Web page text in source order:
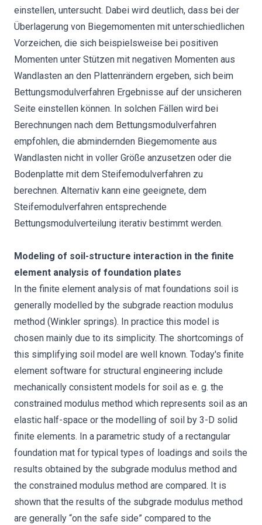
einstellen, untersucht. Dabei wird deutlich, dass bei der
Überlagerung von Biegemomenten mit unterschiedlichen
Vorzeichen, die sich beispielsweise bei positiven
Momenten unter Stützen mit negativen Momenten aus
Wandlasten an den Plattenrändern ergeben, sich beim
Bettungsmodulverfahren Ergebnisse auf der unsicheren
Seite einstellen können. In solchen Fällen wird bei
Berechnungen nach dem Bettungsmodulverfahren
empfohlen, die abmindernden Biegemomente aus
Wandlasten nicht in voller Größe anzusetzen oder die
Bodenplatte mit dem Steifemodulverfahren zu
berechnen. Alternativ kann eine geeignete, dem
Steifemodulverfahren entsprechende
Bettungsmodulverteilung iterativ bestimmt werden.
Modeling of soil-structure interaction in the finite
element analysis of foundation plates
In the finite element analysis of mat foundations soil is
generally modelled by the subgrade reaction modulus
method (Winkler springs). In practice this model is
chosen mainly due to its simplicity. The shortcomings of
this simplifying soil model are well known. Today's finite
element software for structural engineering include
mechanically consistent models for soil as e. g. the
constrained modulus method which represents soil as an
elastic half-space or the modelling of soil by 3-D solid
finite elements. In a parametric study of a rectangular
foundation mat for typical types of loadings and soils the
results obtained by the subgrade modulus method and
the constrained modulus method are compared. It is
shown that the results of the subgrade modulus method
are generally “on the safe side” compared to the